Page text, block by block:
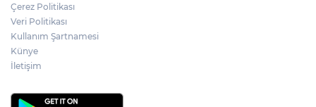
Çerez Politikası
Veri Politikası
Kullanım Şartnamesi
Künye
İletişim